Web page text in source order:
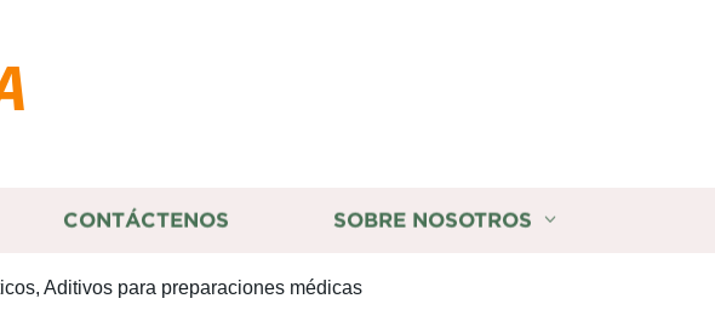
CONTÁCTENOS SOBRE NOSOTROS
Aditivos para preparaciones médicas